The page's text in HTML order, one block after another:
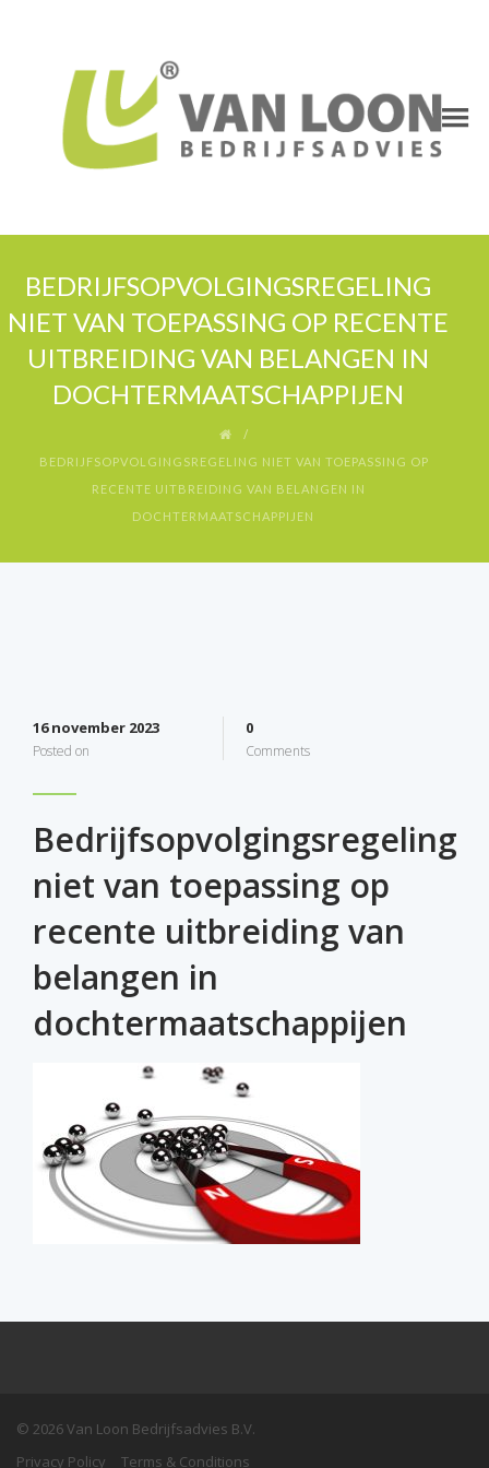
BEDRIJFSOPVOLGINGSREGELING
NIET VAN TOEPASSING OP RECENTE
UITBREIDING VAN BELANGEN IN
DOCHTERMAATSCHAPPIJEN
BEDRIJFSOPVOLGINGSREGELING NIET VAN TOEPASSING OP
RECENTE UITBREIDING VAN BELANGEN IN
DOCHTERMAATSCHAPPIJEN
16 november 2023
Posted on
0
Comments
Bedrijfsopvolgingsregeling
niet van toepassing op
recente uitbreiding van
belangen in
dochtermaatschappijen
© 2026 Van Loon Bedrijfsadvies B.V.
Privacy Policy
Terms & Conditions